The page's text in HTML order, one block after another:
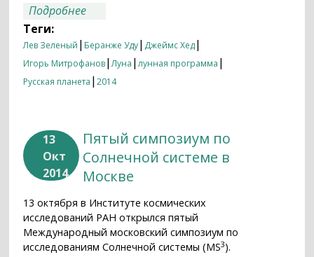
Подробнее
Теги:
Лев Зеленый | Беранже Уду| Джеймс Хед|
Игорь Митрофанов|Луна |лунная программа |
Русская планета |2014
13
Окт
2014
Пятый симпозиум по
Солнечной системе в
Москве
13 октября в Институте космических
исследований РАН открылся пятый
Международный московский симпозиум по
исследованиям Солнечной системы (MS3).